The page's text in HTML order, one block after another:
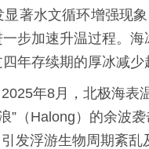
著水文循环增强现
步加速升温过程。
年存续期的厚冰减
年8月，北极海
”（Halong）的余波
发浮游生物周期紊